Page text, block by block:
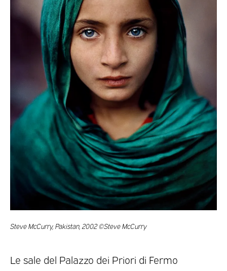
Steve McCurry, Pakistan, 2002 ©Steve McCurry
Le sale del Palazzo dei Priori di Fermo